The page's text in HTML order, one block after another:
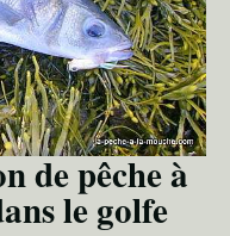
de pêche à
le golfe